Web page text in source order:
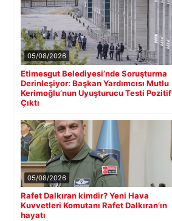
05/08/2026
Etimesgut Belediyesi’nde Soruşturma
Derinleşiyor: Başkan Yardımcısı Mutlu
Kerimoğlu’nun Uyuşturucu Testi Pozitif
Çıktı
05/08/2026
Rafet Dalkıran kimdir? Yeni Hava
Kuvvetleri Komutanı Rafet Dalkıran’ın
hayatı